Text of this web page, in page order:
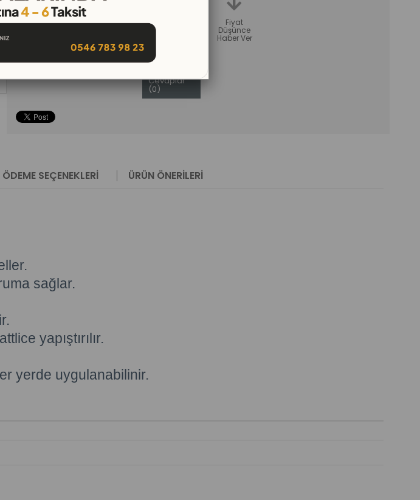
Telefonla Favorilere İstek Listeme Fiyat
Düşünce
Haber Ver
Sorular (0)
Cevaplar
(0)
ÖDEME SEÇENEKLERI ÜRÜN ÖNERILERI
sağlar.
yapıştırılır.
yerde uygulanabilinir.